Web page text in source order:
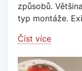
způsobů.
typ montáže.
Číst více